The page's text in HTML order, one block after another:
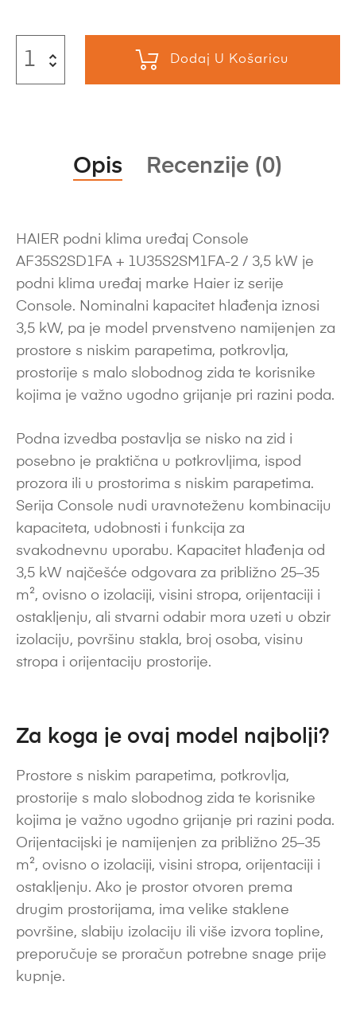
Dodaj U Košaricu
Opis Recenzije (0)
HAIER podni klima uređaj Console
AF35S2SD1FA + 1U35S2SM1FA-2 / 3,5 kW je
podni klima uređaj marke Haier iz serije
Console. Nominalni kapacitet hlađenja iznosi
3,5 kW, pa je model prvenstveno namijenjen za
prostore s niskim parapetima, potkrovlja,
prostorije s malo slobodnog zida te korisnike
kojima je važno ugodno grijanje pri razini poda.
Podna izvedba postavlja se nisko na zid i
posebno je praktična u potkrovljima, ispod
prozora ili u prostorima s niskim parapetima.
Serija Console nudi uravnoteženu kombinaciju
kapaciteta, udobnosti i funkcija za
svakodnevnu uporabu. Kapacitet hlađenja od
3,5 kW najčešće odgovara za približno 25–35
m², ovisno o izolaciji, visini stropa, orijentaciji i
ostakljenju, ali stvarni odabir mora uzeti u obzir
izolaciju, površinu stakla, broj osoba, visinu
stropa i orijentaciju prostorije.
Za koga je ovaj model najbolji?
Prostore s niskim parapetima, potkrovlja,
prostorije s malo slobodnog zida te korisnike
kojima je važno ugodno grijanje pri razini poda.
Orijentacijski je namijenjen za približno 25–35
m², ovisno o izolaciji, visini stropa, orijentaciji i
ostakljenju. Ako je prostor otvoren prema
drugim prostorijama, ima velike staklene
površine, slabiju izolaciju ili više izvora topline,
preporučuje se proračun potrebne snage prije
kupnje.